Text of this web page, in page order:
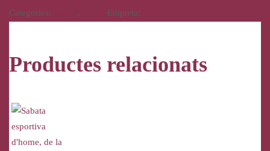
Categories: , Etiqueta:
Productes relacionats